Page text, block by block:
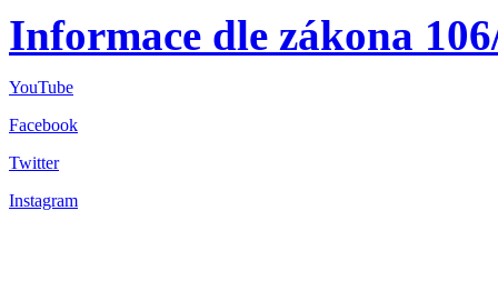
Informace dle zákona
YouTube
Facebook
Twitter
Instagram